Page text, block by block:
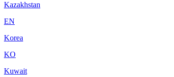
Kazakhstan
EN
Korea
KO
Kuwait